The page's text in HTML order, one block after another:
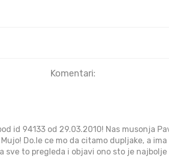
Komentari:
id 94133 od 29.03.2010! Nas musonja
Do.le ce mo da citamo dupljake, a
sve to pregleda i objavi ono sto je